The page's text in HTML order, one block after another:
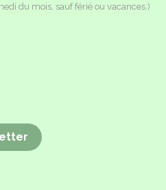
du mois, sauf férié ou vacances.)